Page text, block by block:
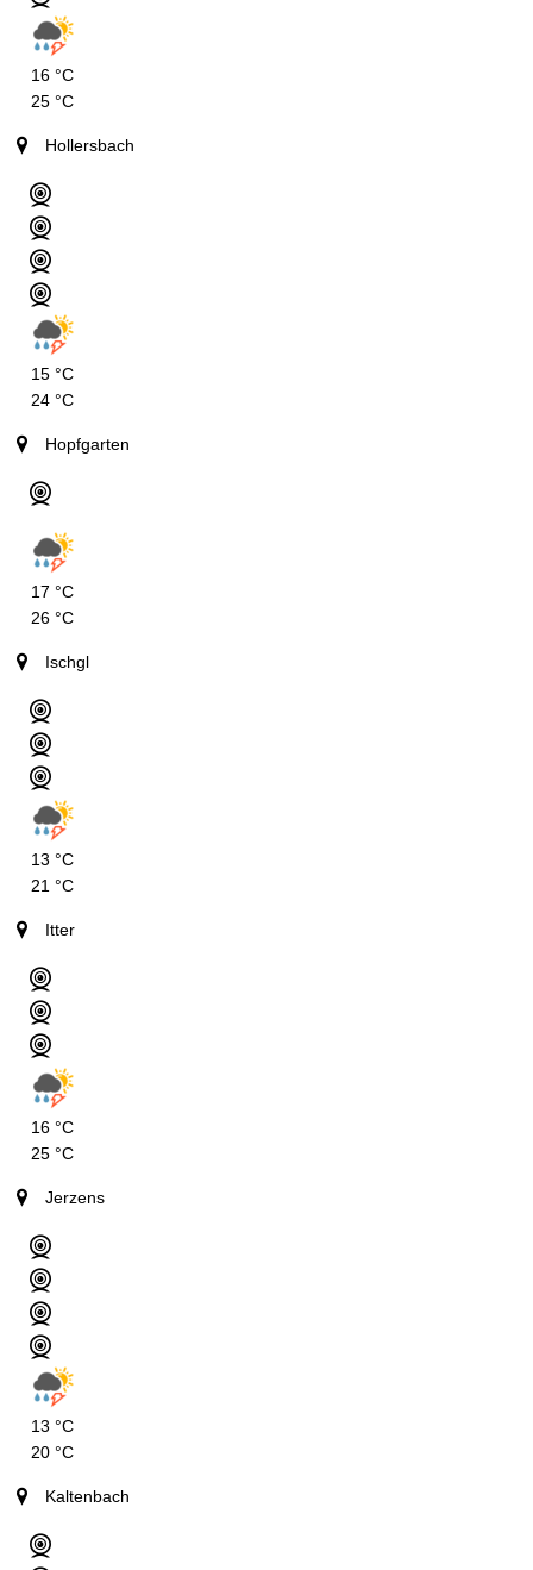
16 °C
25 °C
Hollersbach
15 °C
24 °C
Hopfgarten
17 °C
26 °C
Ischgl
13 °C
21 °C
Itter
16 °C
25 °C
Jerzens
13 °C
20 °C
Kaltenbach